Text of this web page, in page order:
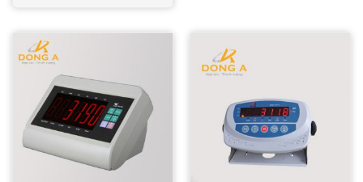
XK3190-
A12 Yaohua có chứng
nhận OIML được in trên
mặt hiển thị (OIML là tiêu
chuẩn các thiết bị đo lường
mang tính chất toàn cầu ),
sử dụng công nghệ chuyển
đổi A/D và tốc độ nhanh,
A12 Yaohua có chứng
nhận OIML được in trên
mặt hiển thị (OIML là tiêu
mang tính chất toàn cầu ),
sử dụng công nghệ chuyển
đổi A/D và tốc độ nhanh,
độ chính xác cao và công